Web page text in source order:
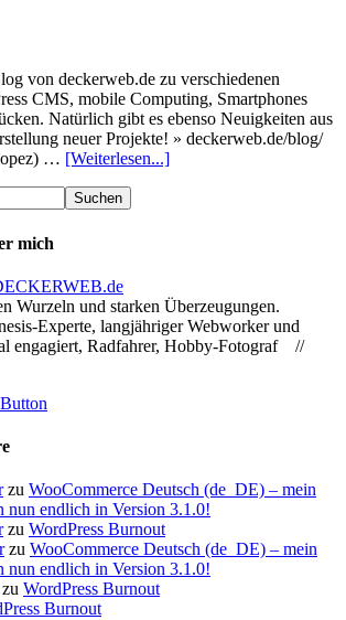
von deckerweb.de zu verschiedenen
CMS, mobile Computing, Smartphones
Natürlich gibt es ebenso Neuigkeiten aus
neuer Projekte! » deckerweb.de/blog/
… [Weiterlesen...]
mich
Wurzeln und starken Überzeugungen.
Experte, langjähriger Webworker und
engagiert, Radfahrer, Hobby-Fotograf //
zu WooCommerce Deutsch (de_DE) – mein
nun endlich in Version 3.1.0!
zu WordPress Burnout
zu WooCommerce Deutsch (de_DE) – mein
nun endlich in Version 3.1.0!
zu WordPress Burnout
Burnout